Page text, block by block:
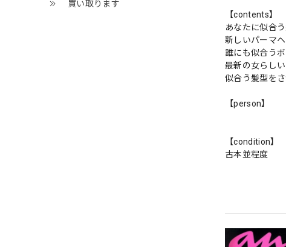
買い取ります
【contents】
あなたに似合
新しいパーマ
誰にも似合う
最新の女らし
似合う髪型を
【person】
【condition】
古本並程度